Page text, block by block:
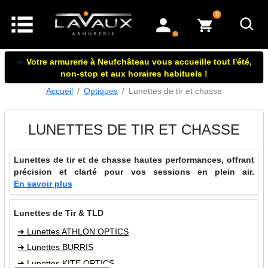
mon compte
0articles dans le panier
☀️ Votre armurerie à Neufchâteau vous accueille tout l'été,
non-stop et aux horaires habituels !
Accueil
Optiques Lunettes de tir et chasse
LUNETTES DE TIR ET CHASSE
Lunettes de tir et de chasse hautes performances, offrant
précision et clarté pour vos sessions en plein air.
En savoir plus
Lunettes de Tir & TLD
➜ Lunettes ATHLON OPTICS
➜ Lunettes BURRIS
➜ Lunettes KITE OPTICS